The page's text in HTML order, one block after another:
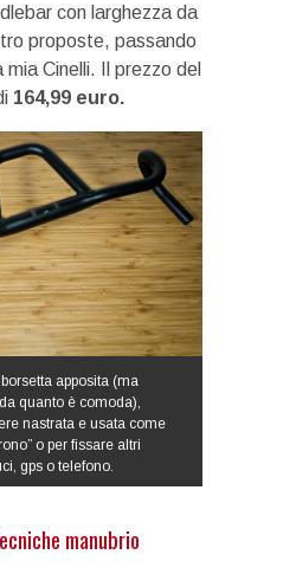
con larghezza da
proposte, passando
mia Cinelli. Il prezzo del
164,99 euro.
apposita (ma
quanto è comoda),
nastrata e usata come
o per fissare altri
gps o telefono.
manubrio